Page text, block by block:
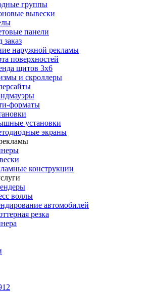
группы
вывески
панели
заказ
наружной рекламы
поверхностей
щитов 3х6
и скроллеры
форматы
установки
экраны
конструкции
воллы
автомобилей
резка